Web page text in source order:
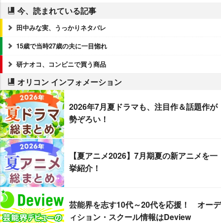
今、読まれている記事
田中みな実、うっかりネタバレ
15歳で当時27歳の夫に一目惚れ
研ナオコ、コンビニで買う商品
オリコン インフォメーション
2026年7月夏ドラマも、注目作＆話題作が
勢ぞろい！
【夏アニメ2026】7月期夏の新アニメを一
挙紹介！
芸能界を志す10代～20代を応援！ オーデ
ィション・スクール情報はDeview